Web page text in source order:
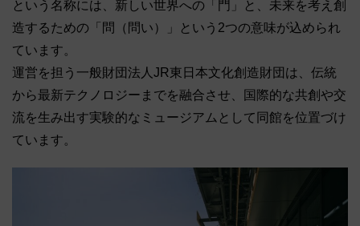
という名称には、新しい世界への「門」と、未来を考え創
造するための「問（問い）」という2つの意味が込められ
ています。
運営を担う一般財団法人JR東日本文化創造財団は、伝統
から最新テクノロジーまでを融合させ、国際的な共創や交
流を生み出す実験的なミュージアムとして同館を位置づけ
ています。